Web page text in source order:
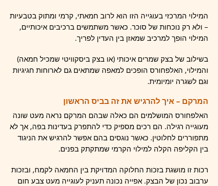
המילוי המרכזי בעוגייה הזו הוא לרוב חמאתי, קרמי ומתוק בטבעיות
– ולא רק נוכחות של סוכר. כאשר משתמשים ברכיבים איכותיים,
המילוי הופך למרכיב שמאזן בין העדין לפריך.
בשילוב של בצק שמרים איכותי (או בצק ביסקוויטי שמכיל חמאה)
והמילוי, האלפחורס הופכים למאפה שמתאים גם לארוחות חגיגיות
וגם לשגרה יומיומית.
המרקם – איך להרגיש את זה בביס הראשון
האלפחורס המושלמים הם כאלה שבהם המרקם נראה מעט שונה
מעוגייה רגילה. הם רכים מספיק כדי להתפרק בעדינות בפה, אך לא
מתפוררים לחלוטין. כאשר נוגסים בהם אפשר להרגיש את הניגוד
בין הקליפה הקלה למילוי הקרמי שמתקתק בפנים.
רכות זו מושגת בזכות החלוקה המדויקת בין החמאה לקמח, ובזכות
ערבוב נכון של הבצק. אפייה נכונה תעניק לעוגייה מעט צבע חום